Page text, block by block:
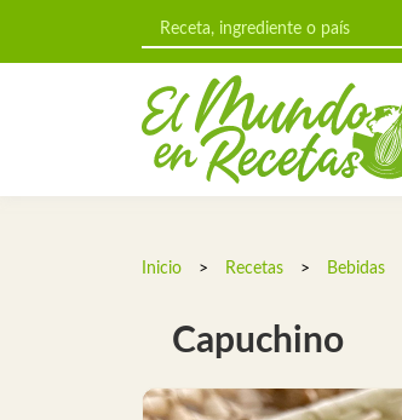
Inicio > Recetas > Bebidas
Capuchino